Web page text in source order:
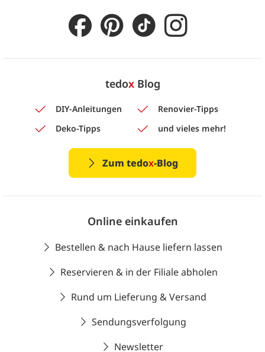
tedoxBlog
DIY-Anleitungen
Renovier-Tipps
Deko-Tipps
und vieles mehr!
Zum tedox-Blog
Online einkaufen
Bestellen & nach Hause liefern lassen
Reservieren & in der Filiale abholen
Rund um Lieferung & Versand
Sendungsverfolgung
Newsletter